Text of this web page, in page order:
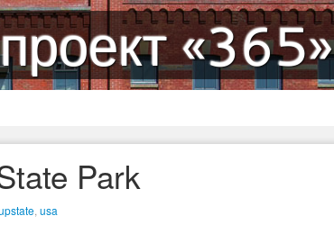
«365»
Park
usa